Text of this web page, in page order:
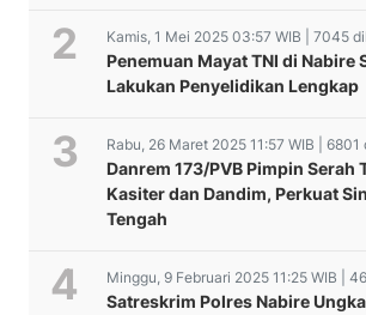
Kamis, 1 Mei 2025 03:57 WIB | 7045
Penemuan Mayat TNI di Nabire
Lakukan Penyelidikan Lengkap
Rabu, 26 Maret 2025 11:57 WIB | 6801
Danrem 173/PVB Pimpin Serah
Kasiter dan Dandim, Perkuat
Tengah
Minggu, 9 Februari 2025 11:25 WIB |
Satreskrim Polres Nabire